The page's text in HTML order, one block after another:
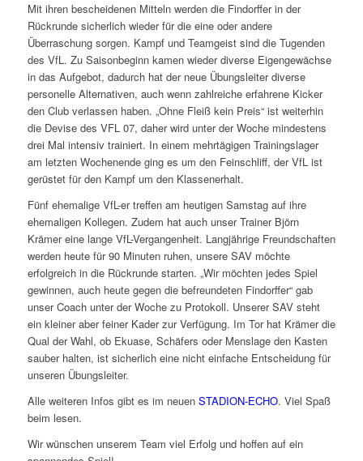
Mit ihren bescheidenen Mitteln werden die Findorffer in der
Rückrunde sicherlich wieder für die eine oder andere
Überraschung sorgen. Kampf und Teamgeist sind die Tugenden
des VfL. Zu Saisonbeginn kamen wieder diverse Eigengewächse
in das Aufgebot, dadurch hat der neue Übungsleiter diverse
personelle Alternativen, auch wenn zahlreiche erfahrene Kicker
den Club verlassen haben. „Ohne Fleiß kein Preis“ ist weiterhin
die Devise des VFL 07, daher wird unter der Woche mindestens
drei Mal intensiv trainiert. In einem mehrtägigen Trainingslager
am letzten Wochenende ging es um den Feinschliff, der VfL ist
gerüstet für den Kampf um den Klassenerhalt.
Fünf ehemalige VfL-er treffen am heutigen Samstag auf ihre
ehemaligen Kollegen. Zudem hat auch unser Trainer Björn
Krämer eine lange VfL-Vergangenheit. Langjährige Freundschaften
werden heute für 90 Minuten ruhen, unsere SAV möchte
erfolgreich in die Rückrunde starten. „Wir möchten jedes Spiel
gewinnen, auch heute gegen die befreundeten Findorffer“ gab
unser Coach unter der Woche zu Protokoll. Unserer SAV steht
ein kleiner aber feiner Kader zur Verfügung. Im Tor hat Krämer die
Qual der Wahl, ob Ekuase, Schäfers oder Menslage den Kasten
sauber halten, ist sicherlich eine nicht einfache Entscheidung für
unseren Übungsleiter.
Alle weiteren Infos gibt es im neuen STADION-ECHO. Viel Spaß
beim lesen.
Wir wünschen unserem Team viel Erfolg und hoffen auf ein